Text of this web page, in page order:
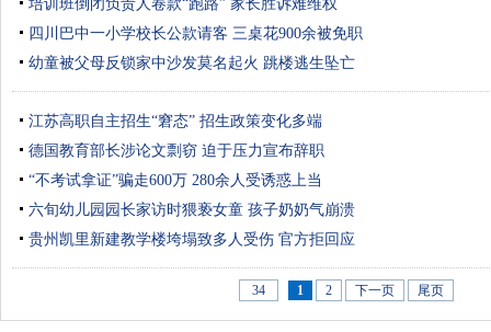
培训班倒闭负责人卷款“跑路” 家长胜诉难维权
四川巴中一小学校长公款请客 三桌花900余被免职
幼童被父母反锁家中沙发莫名起火 跳楼逃生坠亡
江苏高职自主招生“窘态” 招生政策变化多端
德国教育部长涉论文剽窃 迫于压力宣布辞职
“不考试拿证”骗走600万 280余人受诱惑上当
六旬幼儿园园长家访时猥亵女童 孩子奶奶气崩溃
贵州凯里新建教学楼垮塌致多人受伤 官方拒回应
34 1 2 下一页 尾页